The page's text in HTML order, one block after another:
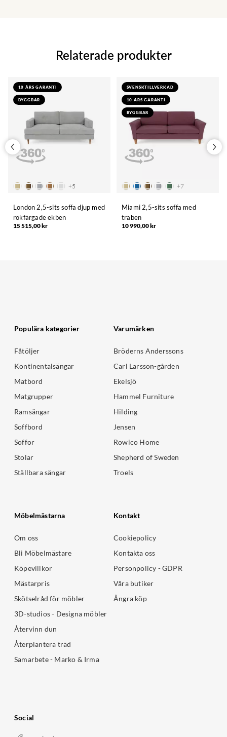
Relaterade produkter
10 ÅRS GARANTI
BYGGBAR
+5
London 2,5-sits soffa djup med
rökfärgade ekben
15 515,00 kr
SVENSKTILLVERKAD
10 ÅRS GARANTI
BYGGBAR
+7
Miami 2,5-sits soffa med
träben
10 990,00 kr
Populära kategorier
Fåtöljer
Kontinentalsängar
Matbord
Matgrupper
Ramsängar
Soffbord
Soffor
Stolar
Ställbara sängar
Varumärken
Bröderns Anderssons
Carl Larsson-gården
Ekelsjö
Hammel Furniture
Hilding
Jensen
Rowico Home
Shepherd of Sweden
Troels
Möbelmästarna
Om oss
Bli Möbelmästare
Köpevillkor
Mästarpris
Skötselråd för möbler
3D-studios - Designa möbler
Återvinn dun
Återplantera träd
Samarbete - Marko & Irma
Kontakt
Cookiepolicy
Kontakta oss
Personpolicy - GDPR
Våra butiker
Ångra köp
Social